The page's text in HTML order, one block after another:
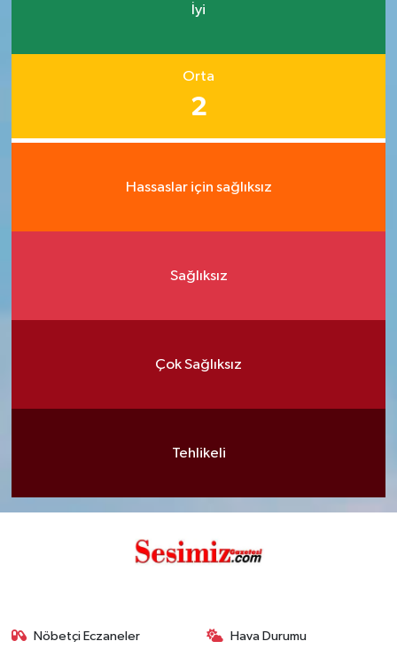
İyi
Orta
2
Hassaslar için sağlıksız
Sağlıksız
Çok Sağlıksız
Tehlikeli
Nöbetçi Eczaneler Hava Durumu